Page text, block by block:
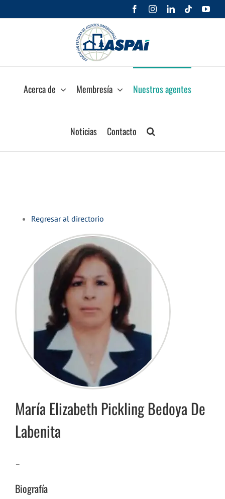
al
FacebookInstagramLinkedIn
Tiktok
Acerca de Membresía Nuestros agentes
Noticias Contacto
Regresar al directorio
María Elizabeth Pickling Bedoya De
Labenita
–
Biografía